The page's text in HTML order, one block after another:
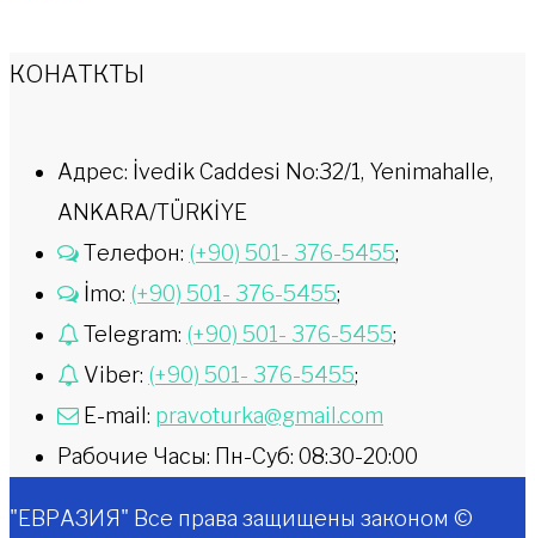
КОНАТКТЫ
Адрес: İvedik Caddesi No:32/1, Yenimahalle,
ANKARA/TÜRKİYE
Телефон: (+90) 501- 376-5455;
İmo: (+90) 501- 376-5455;
Telegram: (+90) 501- 376-5455;
Viber: (+90) 501- 376-5455;
E-mail: pravoturka@gmail.com
Рабочие Часы: Пн-Суб: 08:30-20:00
"ЕВРАЗИЯ" Все права защищены законом ©